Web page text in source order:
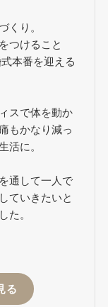
くり。
つけること
本番を迎える
スで体を動か
もかなり減っ
活に。
通して一人で
ていきたいと
た。
る